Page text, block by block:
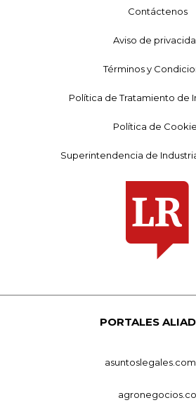
Contáctenos
Aviso de
Términos y
Política de Tratamiento de
Política de
Superintendencia de
PORTALES
agronegocios.co